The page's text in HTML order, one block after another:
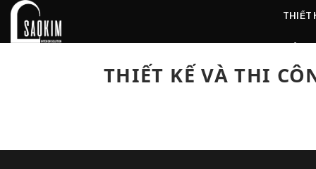
Skip
content
THIẾT
THIẾT KẾ VÀ THI